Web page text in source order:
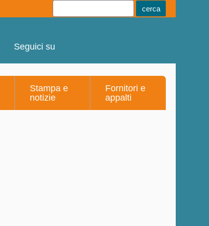
Seguici su
Stampa e
notizie
Fornitori e
appalti